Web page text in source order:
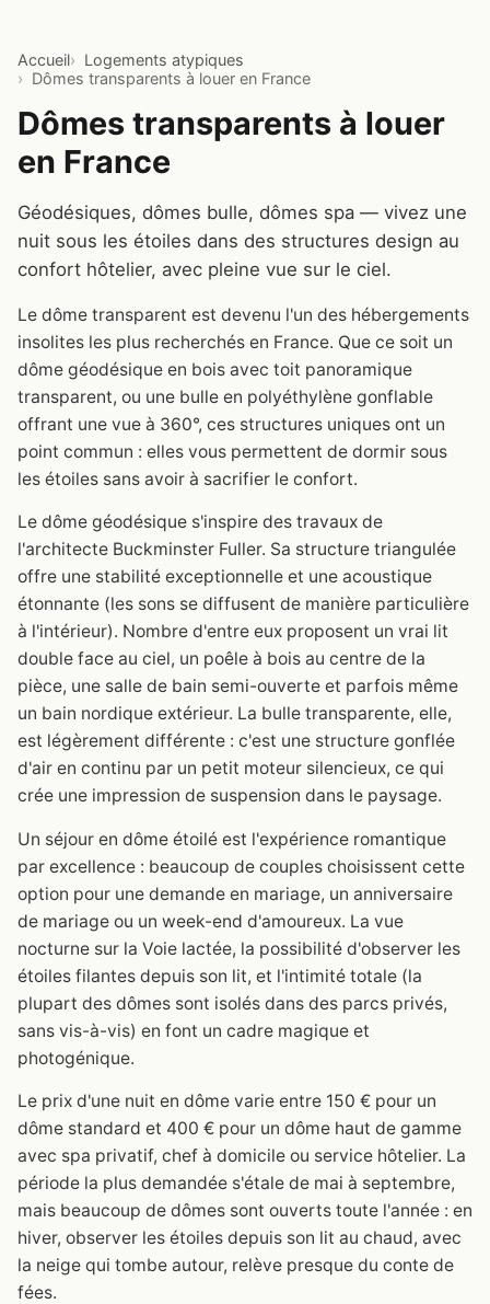
Accueil
Logements atypiques
Dômes transparents à louer en France
Dômes transparents à louer
en France
Géodésiques, dômes bulle, dômes spa — vivez une
nuit sous les étoiles dans des structures design au
confort hôtelier, avec pleine vue sur le ciel.
Le dôme transparent est devenu l'un des hébergements
insolites les plus recherchés en France. Que ce soit un
dôme géodésique en bois avec toit panoramique
transparent, ou une bulle en polyéthylène gonflable
offrant une vue à 360°, ces structures uniques ont un
point commun : elles vous permettent de dormir sous
les étoiles sans avoir à sacrifier le confort.
Le dôme géodésique s'inspire des travaux de
l'architecte Buckminster Fuller. Sa structure triangulée
offre une stabilité exceptionnelle et une acoustique
étonnante (les sons se diffusent de manière particulière
à l'intérieur). Nombre d'entre eux proposent un vrai lit
double face au ciel, un poêle à bois au centre de la
pièce, une salle de bain semi-ouverte et parfois même
un bain nordique extérieur. La bulle transparente, elle,
est légèrement différente : c'est une structure gonflée
d'air en continu par un petit moteur silencieux, ce qui
crée une impression de suspension dans le paysage.
Un séjour en dôme étoilé est l'expérience romantique
par excellence : beaucoup de couples choisissent cette
option pour une demande en mariage, un anniversaire
de mariage ou un week-end d'amoureux. La vue
nocturne sur la Voie lactée, la possibilité d'observer les
étoiles filantes depuis son lit, et l'intimité totale (la
plupart des dômes sont isolés dans des parcs privés,
sans vis-à-vis) en font un cadre magique et
photogénique.
Le prix d'une nuit en dôme varie entre 150 € pour un
dôme standard et 400 € pour un dôme haut de gamme
avec spa privatif, chef à domicile ou service hôtelier. La
période la plus demandée s'étale de mai à septembre,
mais beaucoup de dômes sont ouverts toute l'année : en
hiver, observer les étoiles depuis son lit au chaud, avec
la neige qui tombe autour, relève presque du conte de
fées.